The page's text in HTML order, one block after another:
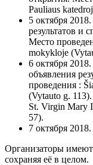
Pauliaus
5 октября
результатов и
Место
mokykloje
6 октября
объявления
проведения :
(Vytauto g.
St. Virgin Mary
57).
7 октября
Организаторы
сохраняя её в целом.